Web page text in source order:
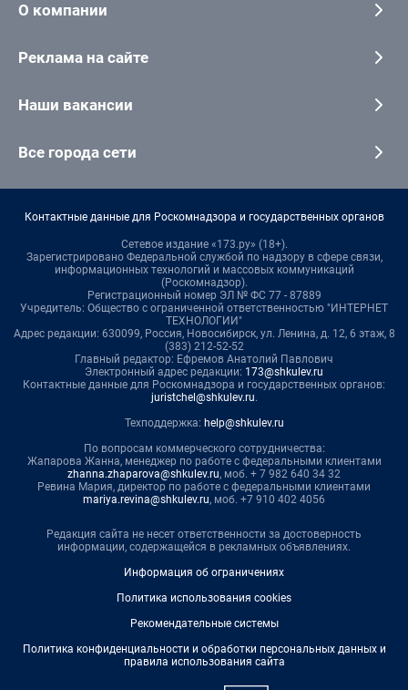
О компании
Реклама на сайте
Наши вакансии
Все города сети
Контактные данные для Роскомнадзора и государственных органов
Сетевое издание «173.ру» (18+).
Зарегистрировано Федеральной службой по надзору в сфере связи,
информационных технологий и массовых коммуникаций
(Роскомнадзор).
Регистрационный номер ЭЛ № ФС 77 - 87889
Учредитель: Общество с ограниченной ответственностью "ИНТЕРНЕТ
ТЕХНОЛОГИИ"
Адрес редакции: 630099, Россия, Новосибирск, ул. Ленина, д. 12, 6 этаж, 8
(383) 212-52-52
Главный редактор: Ефремов Анатолий Павлович
Электронный адрес редакции: 173@shkulev.ru
Контактные данные для Роскомнадзора и государственных органов:
juristchel@shkulev.ru.
Техподдержка: help@shkulev.ru
По вопросам коммерческого сотрудничества:
Жапарова Жанна, менеджер по работе с федеральными клиентами
zhanna.zhaparova@shkulev.ru, моб. + 7 982 640 34 32
Ревина Мария, директор по работе с федеральными клиентами
mariya.revina@shkulev.ru, моб. +7 910 402 4056
Редакция сайта не несет ответственности за достоверность
информации, содержащейся в рекламных объявлениях.
Информация об ограничениях
Политика использования cookies
Рекомендательные системы
Политика конфиденциальности и обработки персональных данных и
правила использования сайта